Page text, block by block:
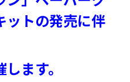
ットの発売に伴
ます。